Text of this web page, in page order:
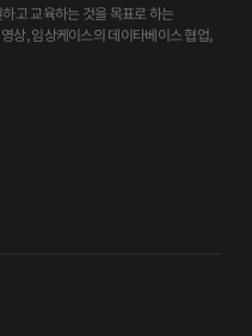
고 교육하는 것을 목표로 하는
상, 임상케이스의 데이타베이스 협업,